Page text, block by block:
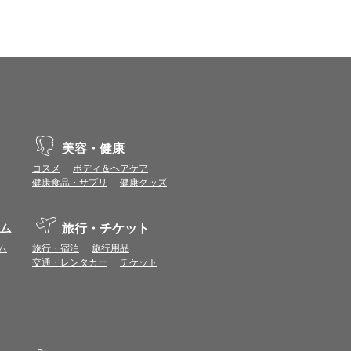
。
ましては表示ポイント数と付与ポイント数
トは付きません。
ならない場合があります。
。
から再度ショップへアクセスしてください。
。
る場合があります。各ショップからご注文後
美容・健康
コスメ
ボディ＆ヘアケア
健康食品・サプリ
健康グッズ
旅行・チケット
旅行・宿泊
旅行用品
交通・レンタカー
チケット